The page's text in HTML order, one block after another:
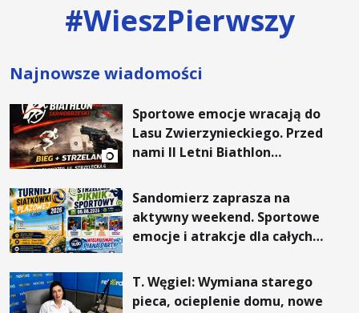
#WieszPierwszy
Najnowsze wiadomości
Sportowe emocje wracają do
Lasu Zwierzynieckiego. Przed
nami II Letni Biathlon
Sandomierz zaprasza na
aktywny weekend. Sportowe
emocje i atrakcje dla całych
T. Węgiel: Wymiana starego
pieca, ocieplenie domu, nowe